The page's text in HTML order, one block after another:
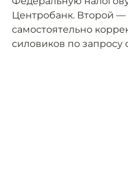
Центробанк. Второй —
самостоятельно
силовиков по запросу